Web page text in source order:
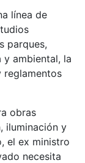
línea de
parques,
ambiental, la
reglamentos
obras
iluminación y
el ex ministro
necesita